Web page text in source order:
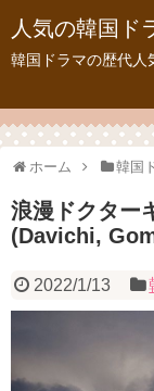
人気の韓国ド
韓国ドラマの歴代人
ホーム 韓国
浪漫ドクター
(Davichi,
2022/1/13